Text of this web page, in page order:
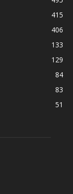
415
406
133
129
84
83
51